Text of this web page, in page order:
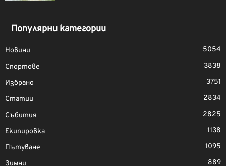
Популярни категории
Новини
5054
Спортове
3838
Избрано
3751
Статии
2834
Събития
2825
Екипировка
1138
Пътуване
1095
Зимни
889